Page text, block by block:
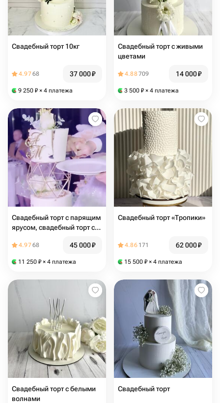
Свадебный торт 10кг
4.9768 37 000₽
9 250 ₽ × 4 платежа
Свадебный торт с живыми
цветами
4.88709 14 000₽
3 500 ₽ × 4 платежа
Свадебный торт с парящим
ярусом, свадебный торт с
4.9768 45 000₽
11 250 ₽ × 4 платежа
Свадебный торт «Тропики»
4.86 171 62 000₽
15 500 ₽ × 4 платежа
Свадебный торт с белыми
волнами
Свадебный торт